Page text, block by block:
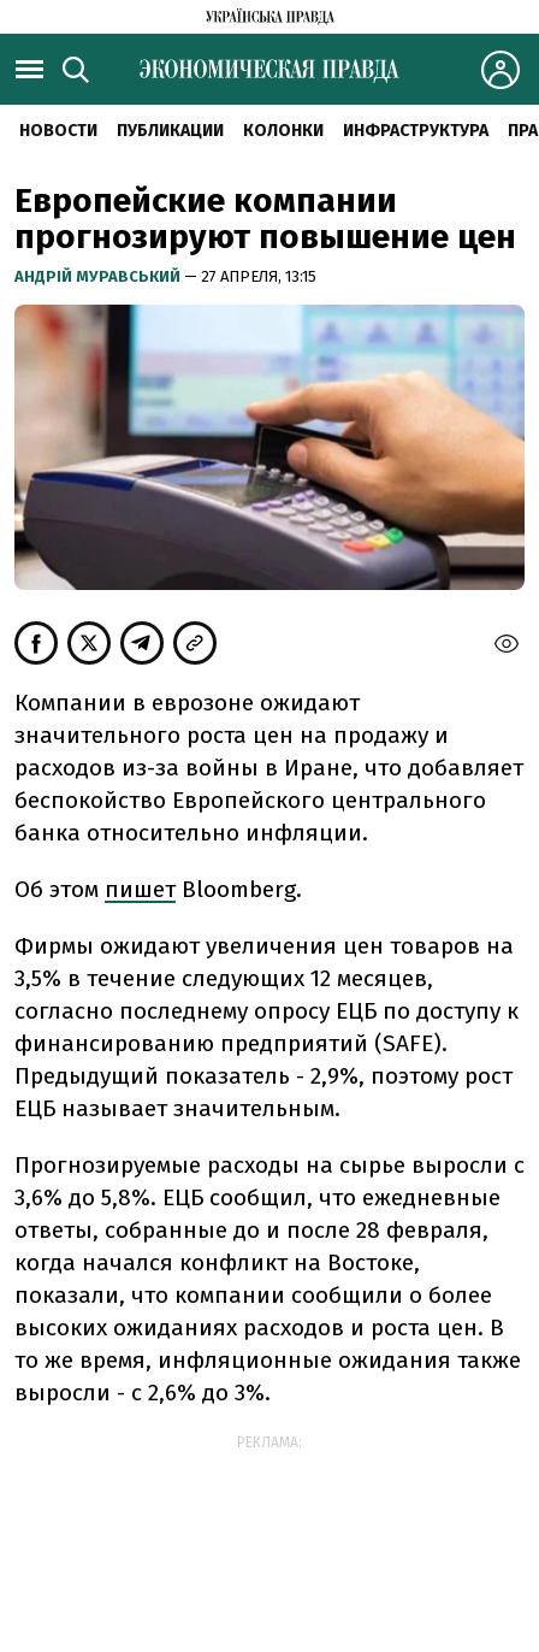
НОВОСТИ ПУБЛИКАЦИИ КОЛОНКИ ИНФРАСТРУКТУРА
Европейские компании
прогнозируют повышение цен
АНДРІЙ МУРАВСЬКИЙ — 27 АПРЕЛЯ, 13:15
Компании в еврозоне ожидают
значительного роста цен на продажу и
расходов из-за войны в Иране, что добавляет
беспокойство Европейского центрального
банка относительно инфляции.
Об этом пишет Bloomberg.
Фирмы ожидают увеличения цен товаров на
3,5% в течение следующих 12 месяцев,
согласно последнему опросу ЕЦБ по доступу к
финансированию предприятий (SAFE).
Предыдущий показатель - 2,9%, поэтому рост
ЕЦБ называет значительным.
Прогнозируемые расходы на сырье выросли с
3,6% до 5,8%. ЕЦБ сообщил, что ежедневные
ответы, собранные до и после 28 февраля,
когда начался конфликт на Востоке,
показали, что компании сообщили о более
высоких ожиданиях расходов и роста цен. В
то же время, инфляционные ожидания также
выросли - с 2,6% до 3%.
РЕКЛАМА: